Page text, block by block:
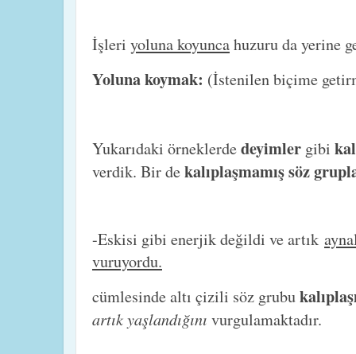
İşleri yoluna koyuncahuzuru da yerine
Yoluna koymak: (İstenilen biçime
Yukarıdaki örneklerdedeyimler gibi
verdik. Bir dekalıplaşmamış söz
-Eskisi gibi enerjik değildi ve artık
vuruyordu.
cümlesinde altı çizili söz grubu
artık yaşlandığını vurgulamaktadır.